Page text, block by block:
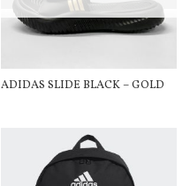
ADIDAS SLIDE BLACK – GOLD